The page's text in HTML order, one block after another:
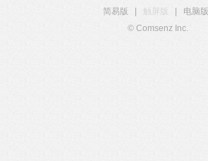
简易版
触屏版 电脑版
© Comsenz Inc.